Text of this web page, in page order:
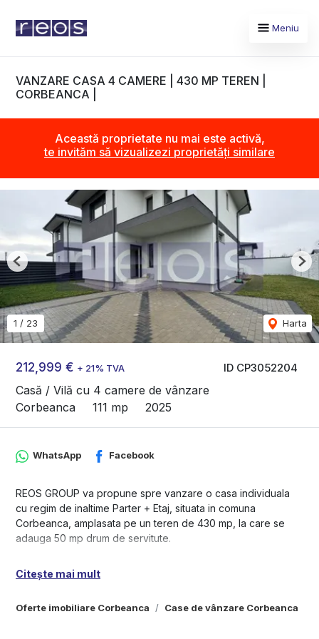
Meniu
VANZARE CASA 4 CAMERE | 430 MP TEREN |
CORBEANCA |
Această proprietate nu mai este activă,
te invităm să vizualizezi proprietăți similare
ID CP3052204
212,999 € + 21% TVA
Casă / Vilă cu 4 camere de vânzare
Corbeanca
111 mp 2025
1 / 23 Harta
Previous
Oferte imobiliare Corbeanca Case de vânzare Corbeanca
WhatsApp Facebook
REOS GROUP va propune spre vanzare o casa individuala
cu regim de inaltime Parter + Etaj, situata in comuna
Corbeanca, amplasata pe un teren de 430 mp, la care se
adauga 50 mp drum de servitute.
finalizat complet, oferind posibilitatea personalizarii
Citește mai mult